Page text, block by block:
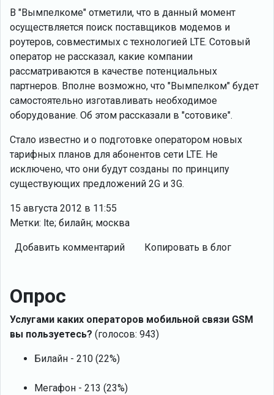
В "Вымпелкоме" отметили, что в данный момент
осуществляется поиск поставщиков модемов и
роутеров, совместимых с технологией LTE. Сотовый
оператор не рассказал, какие компании
рассматриваются в качестве потенциальных
партнеров. Вполне возможно, что "Вымпелком" будет
самостоятельно изготавливать необходимое
оборудование. Об этом рассказали в "сотовике".
Стало известно и о подготовке оператором новых
тарифных планов для абонентов сети LTE. Не
исключено, что они будут созданы по принципу
существующих предложений 2G и 3G.
15 августа 2012 в 11:55
Метки: lte; билайн; москва
Добавить комментарий Копировать в блог
Опрос
Услугами каких операторов мобильной связи GSM
вы пользуетесь? (голосов: 943)
Билайн - 210 (22%)
Мегафон - 213 (23%)